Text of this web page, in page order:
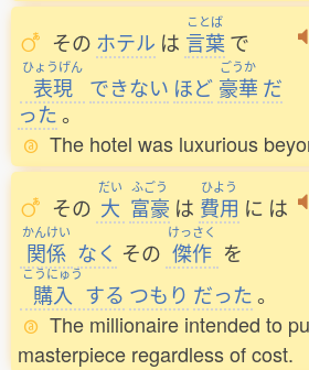
その ホテル は
ことば
言葉 で
ひょうげん
表現 できない ほど
ごうか
豪華 だ
った。
The hotel was luxurious
その
だい
大
ふごう
富豪 は
ひよう
費用 に は
かんけい
関係 なく その
けっさく
傑作 を
こうにゅう
購入 する つもり だった。
The millionaire intended to
masterpiece regardless of cost.